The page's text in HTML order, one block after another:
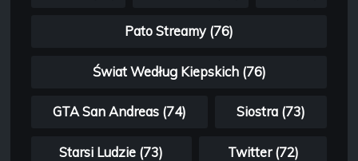
Pato Streamy (76)
Świat Według Kiepskich (76)
GTA San Andreas (74) Siostra (73)
Starsi Ludzie (73) Twitter (72)